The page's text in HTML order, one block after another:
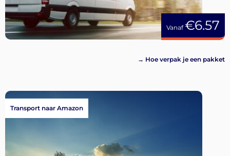
Vanaf€6.57
→ Hoe verpak je een pakket
Transport naar Amazon